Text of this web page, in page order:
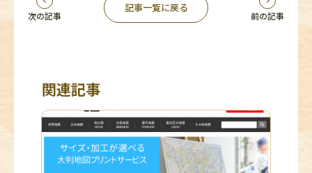
次の記事
記事一覧に戻る
前の記事
関連記事